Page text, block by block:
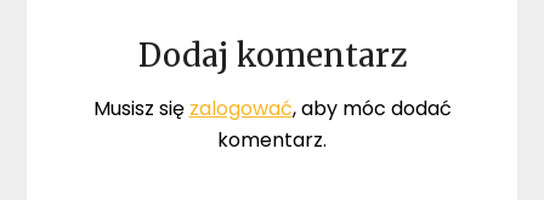
Dodaj komentarz
Musisz się zalogować, aby móc dodać
komentarz.